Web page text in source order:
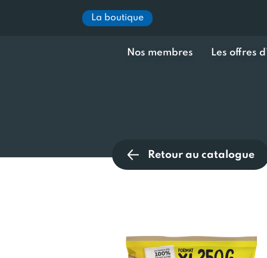
La boutique
Nos membres Les offres
Retour au catalogue